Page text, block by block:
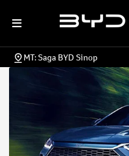
MT: Saga BYD Sinop